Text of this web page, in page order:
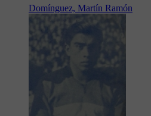
Domínguez, Martín Ramón